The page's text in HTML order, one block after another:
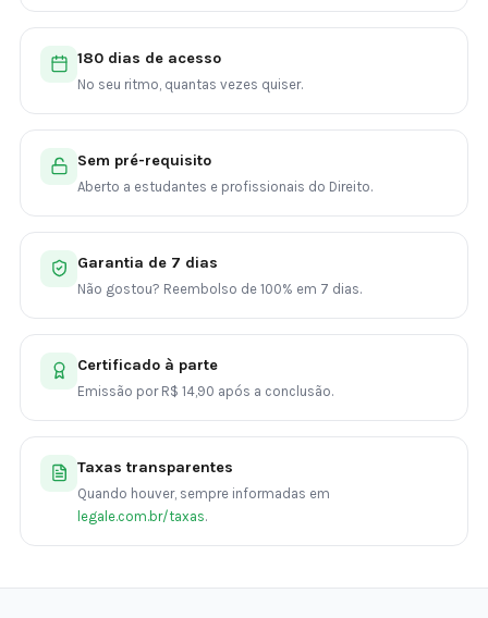
180 dias de acesso
No seu ritmo, quantas vezes quiser.
Sem pré-requisito
Aberto a estudantes e profissionais do Direito.
Garantia de 7 dias
Não gostou? Reembolso de 100% em 7 dias.
Certificado à parte
Emissão por R$ 14,90 após a conclusão.
Taxas transparentes
Quando houver, sempre informadas em
legale.com.br/taxas.